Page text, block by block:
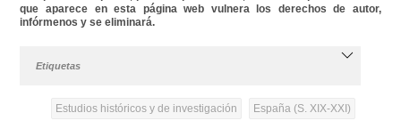
que aparece en esta página web vulnera los derechos de autor,
infórmenos y se eliminará.
Etiquetas
Estudios históricos y de investigación España (S. XIX-XXI)